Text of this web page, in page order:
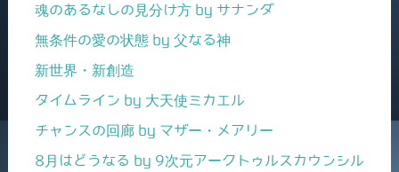
魂のあるなしの見分け方 by サナンダ
無条件の愛の状態 by 父なる神
新世界・新創造
タイムライン by 大天使ミカエル
チャンスの回廊 by マザー・メアリー
8月はどうなる by 9次元アークトゥルスカウンシル